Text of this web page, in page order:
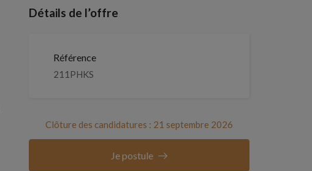
Détails de l’offre
Référence
211PHKS
Clôture des candidatures : 21 septembre 2026
Je postule